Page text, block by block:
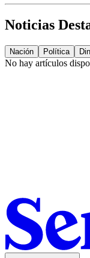
Noticias
Nación Política
No hay artículos